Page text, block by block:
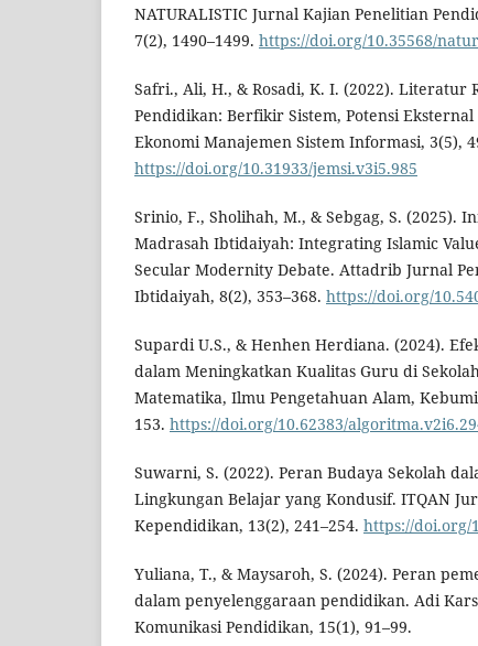
NATURALISTIC Jurnal Kajian Penelitian
7(2), 1490–1499. https://doi.org/10.35568/
Safri., Ali, H., & Rosadi, K. I. (2022). Literatur
Pendidikan: Berfikir Sistem, Potensi
Ekonomi Manajemen Sistem Informasi, 3(5),
https://doi.org/10.31933/jemsi.v3i5.985
Srinio, F., Sholihah, M., & Sebgag, S. (2025).
Madrasah Ibtidaiyah: Integrating Islamic
Secular Modernity Debate. Attadrib Jurnal
Ibtidaiyah, 8(2), 353–368. https://doi.org/
Supardi U.S., & Henhen Herdiana. (2024).
dalam Meningkatkan Kualitas Guru di
Matematika, Ilmu Pengetahuan Alam,
153. https://doi.org/10.62383/
Suwarni, S. (2022). Peran Budaya Sekolah
Lingkungan Belajar yang Kondusif. ITQAN
Kependidikan, 13(2), 241–254. https://doi.org/
Yuliana, T., & Maysaroh, S. (2024). Peran
dalam penyelenggaraan pendidikan. Adi
Komunikasi Pendidikan, 15(1), 91–99.